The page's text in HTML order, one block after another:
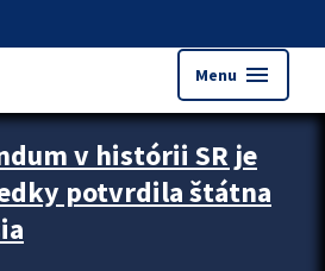
Menu menu
v histórii SR je
potvrdila štátna